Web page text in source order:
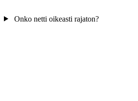
Onko netti oikeasti rajaton?